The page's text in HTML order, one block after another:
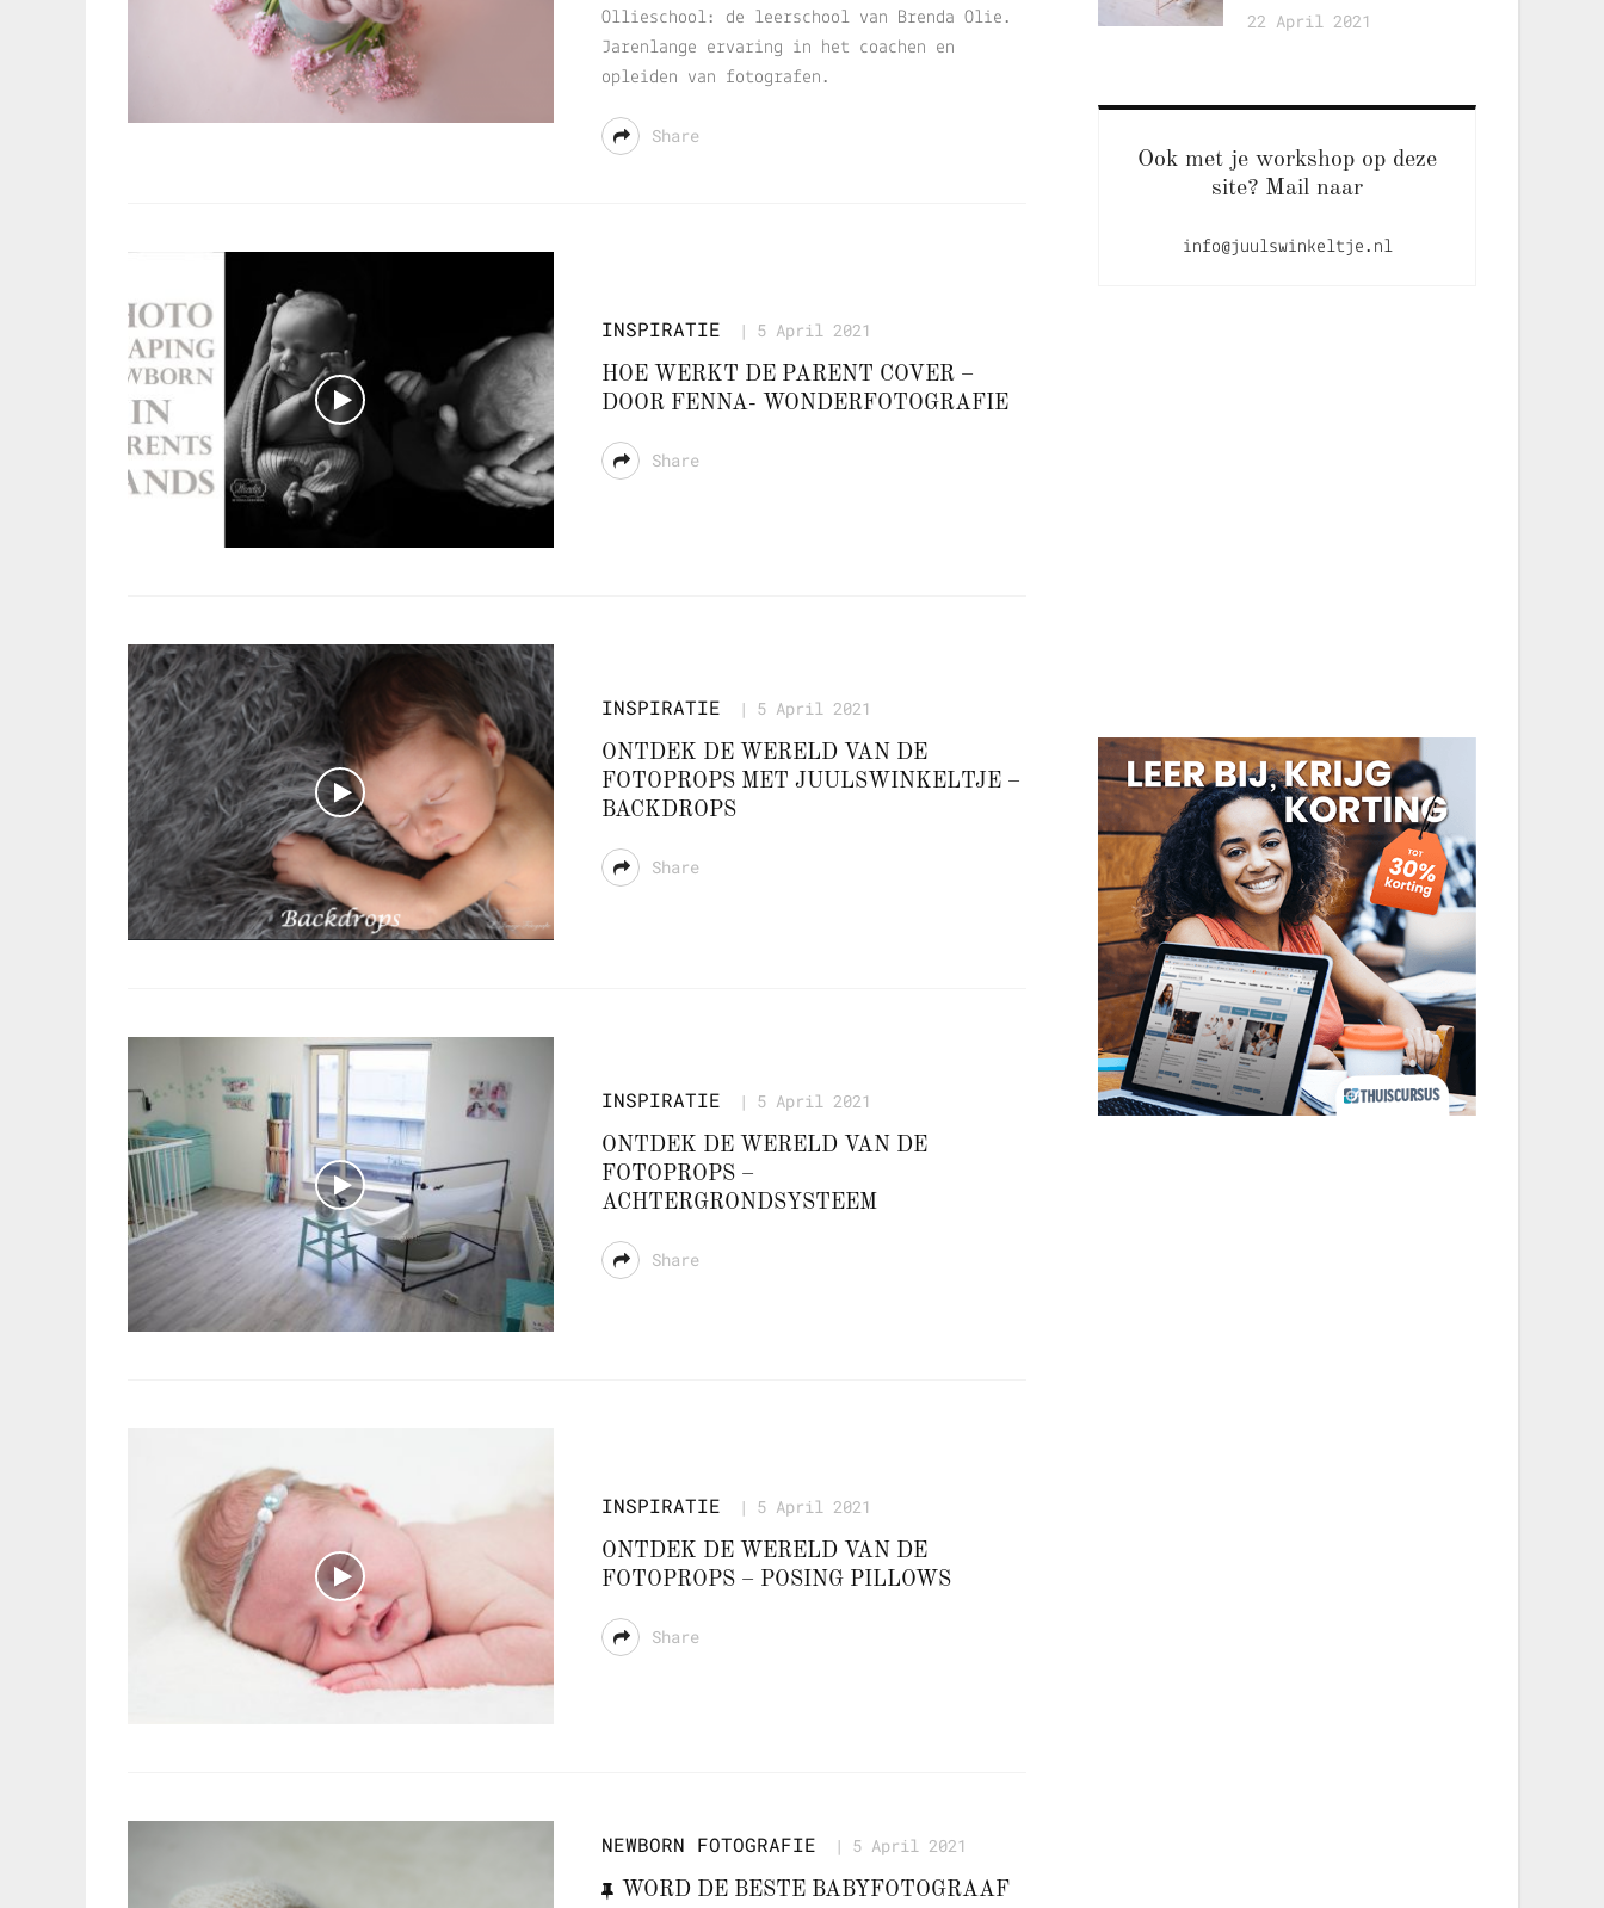
Ollieschool: de leerschool van Brenda Olie.
Jarenlange ervaring in het coachen en
opleiden van fotografen.
Share
INSPIRATIE 5 April 2021
HOE WERKT DE PARENT COVER –
DOOR FENNA- WONDERFOTOGRAFIE
Share
INSPIRATIE 5 April 2021
ONTDEK DE WERELD VAN DE
FOTOPROPS MET JUULSWINKELTJE –
BACKDROPS
Share
INSPIRATIE 5 April 2021
ONTDEK DE WERELD VAN DE
FOTOPROPS –
ACHTERGRONDSYSTEEM
Share
INSPIRATIE 5 April 2021
ONTDEK DE WERELD VAN DE
FOTOPROPS – POSING PILLOWS
Share
NEWBORN FOTOGRAFIE 5 April 2021
WORD DE BESTE BABYFOTOGRAAF
22 April 2021
Ook met je workshop op deze
site? Mail naar
info@juulswinkeltje.nl